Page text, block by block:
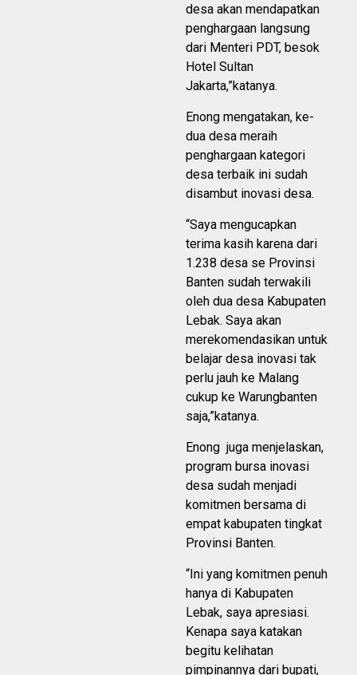
desa akan mendapatkan
penghargaan langsung
dari Menteri PDT, besok
Hotel Sultan
Jakarta,”katanya.
Enong mengatakan, ke-
dua desa meraih
penghargaan kategori
desa terbaik ini sudah
disambut inovasi desa.
“Saya mengucapkan
terima kasih karena dari
1.238 desa se Provinsi
Banten sudah terwakili
oleh dua desa Kabupaten
Lebak. Saya akan
merekomendasikan untuk
belajar desa inovasi tak
perlu jauh ke Malang
cukup ke Warungbanten
saja,”katanya.
Enong juga menjelaskan,
program bursa inovasi
desa sudah menjadi
komitmen bersama di
empat kabupaten tingkat
Provinsi Banten.
“Ini yang komitmen penuh
hanya di Kabupaten
Lebak, saya apresiasi.
Kenapa saya katakan
begitu kelihatan
pimpinannya dari bupati,